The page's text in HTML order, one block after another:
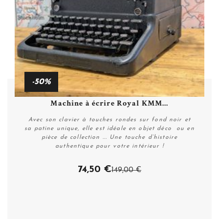
-50%
Machine à écrire Royal KMM...
Avec son clavier à touches rondes sur fond noir et
sa patine unique, elle est idéale en objet déco ou en
pièce de collection ... Une touche d’histoire
authentique pour votre intérieur !
74,50 €149,00 €